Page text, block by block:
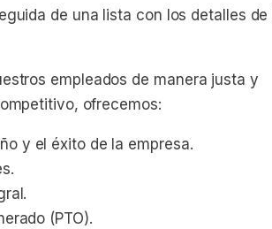
de una lista con los detalles de
empleados de manera justa y
ofrecemos:
y el éxito de la empresa.
(PTO).